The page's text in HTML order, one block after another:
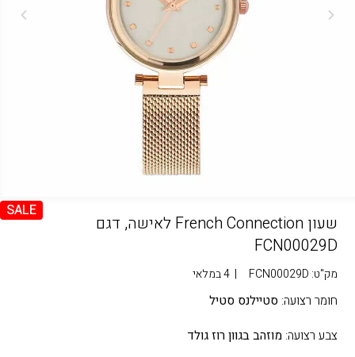
SALE
שעון French Connection לאישה, דגם
FCN00029D
מק"ט: FCN00029D
| 4 במלאי
חומר רצועה: סטיילנס סטיל
צבע רצועה: מוזהב בגוון רוז גולד